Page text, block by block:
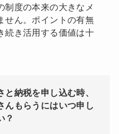
制度の本来の大きなメ
せん。ポイントの有無
続き活用する価値は十
納税を申し込む時、
んもらうにはいつ申し
？